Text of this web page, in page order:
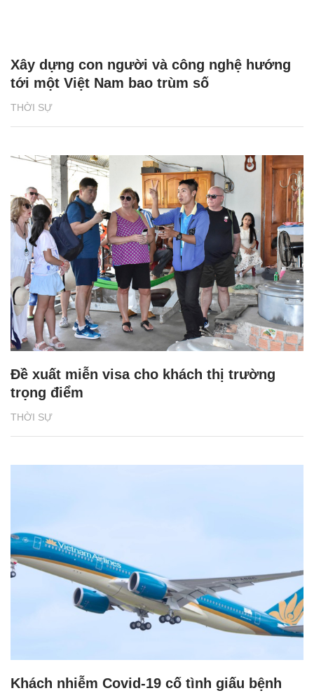
THỜI SỰ
Xây dựng con người và công nghệ hướng
tới một Việt Nam bao trùm số
THỜI SỰ
Đề xuất miễn visa cho khách thị trường
trọng điểm
Khách nhiễm Covid-19 cố tình giấu bệnh